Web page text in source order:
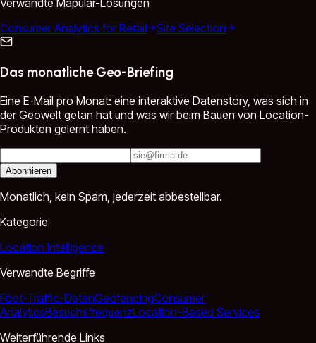
Verwandte Mapular-Lösungen
Consumer Analytics for Retail
Site Selection
Das monatliche Geo-Briefing
Eine E-Mail pro Monat: eine interaktive Datenstory, was sich in
der Geowelt getan hat und was wir beim Bauen von Location-
Produkten gelernt haben.
Abonnieren
Monatlich, kein Spam, jederzeit abbestellbar.
Kategorie
Location Intelligence
Verwandte Begriffe
Foot-Traffic-DatenGeofencingConsumer
AnalyticsBesuchsfrequenzLocation-Based Services
Weiterführende Links